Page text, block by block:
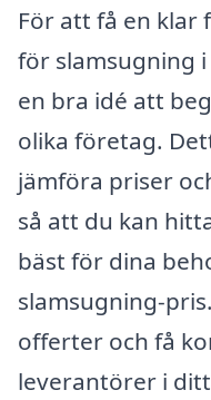
För att få en klar
för slamsugning
en bra idé att
olika företag.
jämföra priser
så att du kan
bäst för dina
slamsugning-
offerter och få
leverantörer i